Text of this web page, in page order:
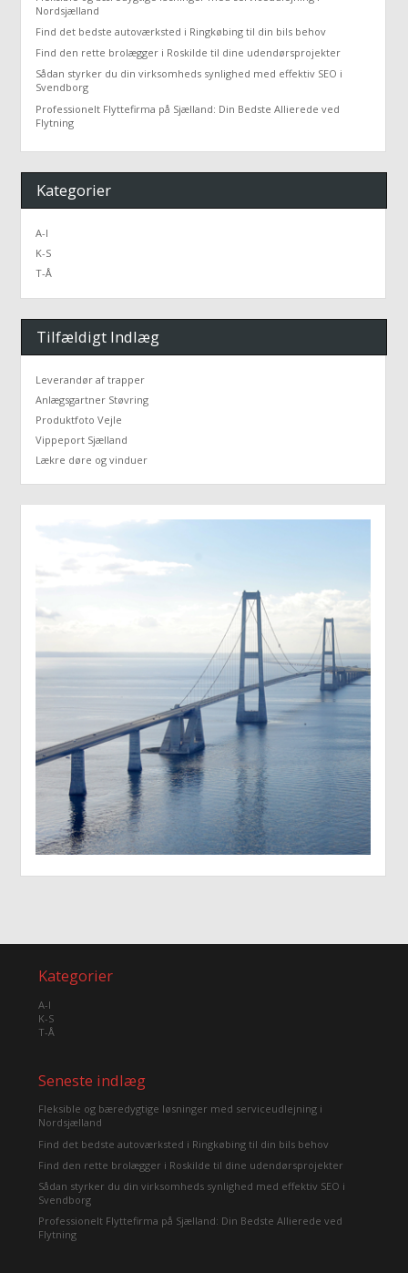
Nordsjælland
Find det bedste autoværksted i Ringkøbing til din bils behov
Find den rette brolægger i Roskilde til dine udendørsprojekter
Sådan styrker du din virksomheds synlighed med effektiv SEO i
Svendborg
Professionelt Flyttefirma på Sjælland: Din Bedste Allierede ved
Flytning
Kategorier
A-I
K-S
T-Å
Tilfældigt Indlæg
Leverandør af trapper
Anlægsgartner Støvring
Produktfoto Vejle
Vippeport Sjælland
Lækre døre og vinduer
Kategorier
A-I
K-S
T-Å
Seneste indlæg
Fleksible og bæredygtige løsninger med serviceudlejning i
Nordsjælland
Find det bedste autoværksted i Ringkøbing til din bils behov
Find den rette brolægger i Roskilde til dine udendørsprojekter
Sådan styrker du din virksomheds synlighed med effektiv SEO i
Svendborg
Professionelt Flyttefirma på Sjælland: Din Bedste Allierede ved
Flytning